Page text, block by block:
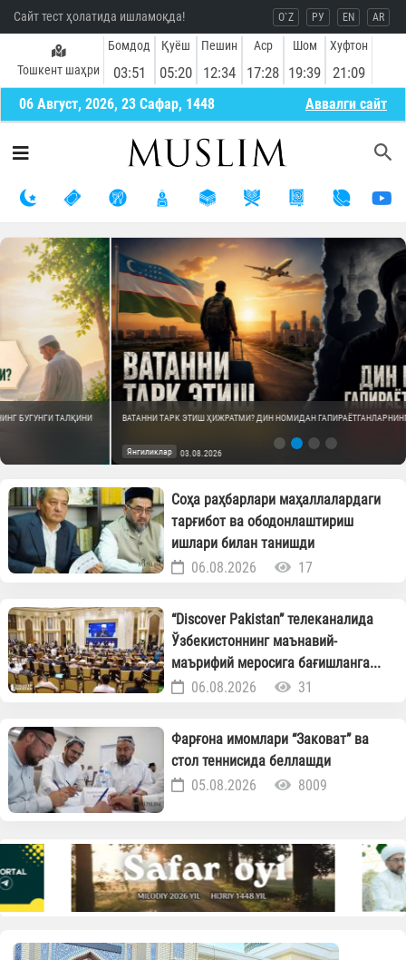
Сайт тест ҳолатида ишламоқда! O`Z РУ EN AR
Тошкент шаҳри
Бомдод
03:51
Қуёш
05:20
Пешин
12:34
Аср
17:28
Шом
19:39
Хуфтон
21:09
06 Август, 2026, 23 Сафар, 1448 Aввалги сайт
ВАТАННИ ТАРК ЭТИШ ҲИЖРАТМИ? ДИН НОМИДАН ГАПИРАЁТГАНЛАРНИНГ АСЛ ЮЗИ
Олдинги
Соҳа раҳбарлари маҳаллалардаги
тарғибот ва ободонлаштириш
ишлари билан танишди
06.08.2026
17
“Discover Pakistan” телеканалида
Ўзбекистоннинг маънавий-
маърифий меросига бағишланга...
06.08.2026
31
Фарғона имомлари “Заковат” ва
стол теннисида беллашди
05.08.2026
8009